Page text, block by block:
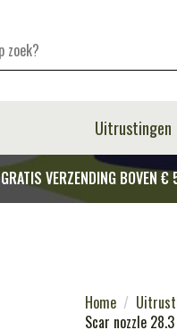
Uitrustingen
GRATIS VERZENDING BOVEN
Home
Scar nozzle